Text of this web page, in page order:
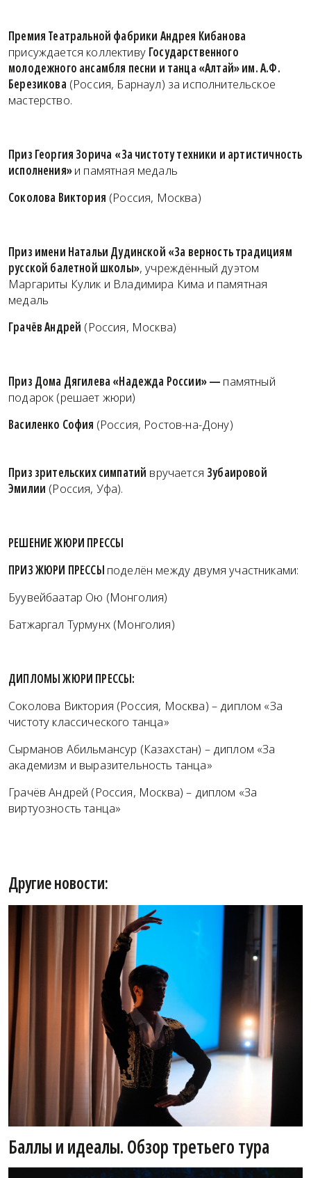
Премия Театральной фабрики Андрея Кибанова
присуждается коллективу Государственного
молодежного ансамбля песни и танца «Алтай» им. А.Ф.
Березикова (Россия, Барнаул) за исполнительское
мастерство.
Приз Георгия Зорича «За чистоту техники и артистичность
исполнения»и памятная медаль
Соколова Виктория (Россия, Москва)
Приз имени Натальи Дудинской «За верность традициям
русской балетной школы», учреждённый дуэтом
Маргариты Кулик и Владимира Кима и памятная
медаль
Грачёв Андрей (Россия, Москва)
Приз Дома Дягилева «Надежда России»— памятный
подарок (решает жюри)
Василенко София (Россия, Ростов-на-Дону)
Приз зрительских симпатий вручается Зубаировой
Эмилии (Россия, Уфа).
РЕШЕНИЕ ЖЮРИ ПРЕССЫ
ПРИЗ ЖЮРИ ПРЕССЫ поделён между двумя участниками:
Буувейбаатар Ою (Монголия)
Батжаргал Турмунх (Монголия)
ДИПЛОМЫ ЖЮРИ ПРЕССЫ:
Соколова Виктория (Россия, Москва) – диплом «За
чистоту классического танца»
Сырманов Абильмансур (Казахстан) – диплом «За
академизм и выразительность танца»
Грачёв Андрей (Россия, Москва) – диплом «За
виртуозность танца»
Другие новости:
Баллы и идеалы. Обзор третьего тура